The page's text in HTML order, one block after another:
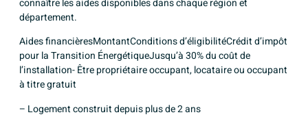
connaître les aides disponibles dans chaque région et
département.
Aides financièresMontantConditions d’éligibilitéCrédit d’impôt
pour la Transition ÉnergétiqueJusqu’à 30% du coût de
l’installation- Être propriétaire occupant, locataire ou occupant
à titre gratuit
– Logement construit depuis plus de 2 ans